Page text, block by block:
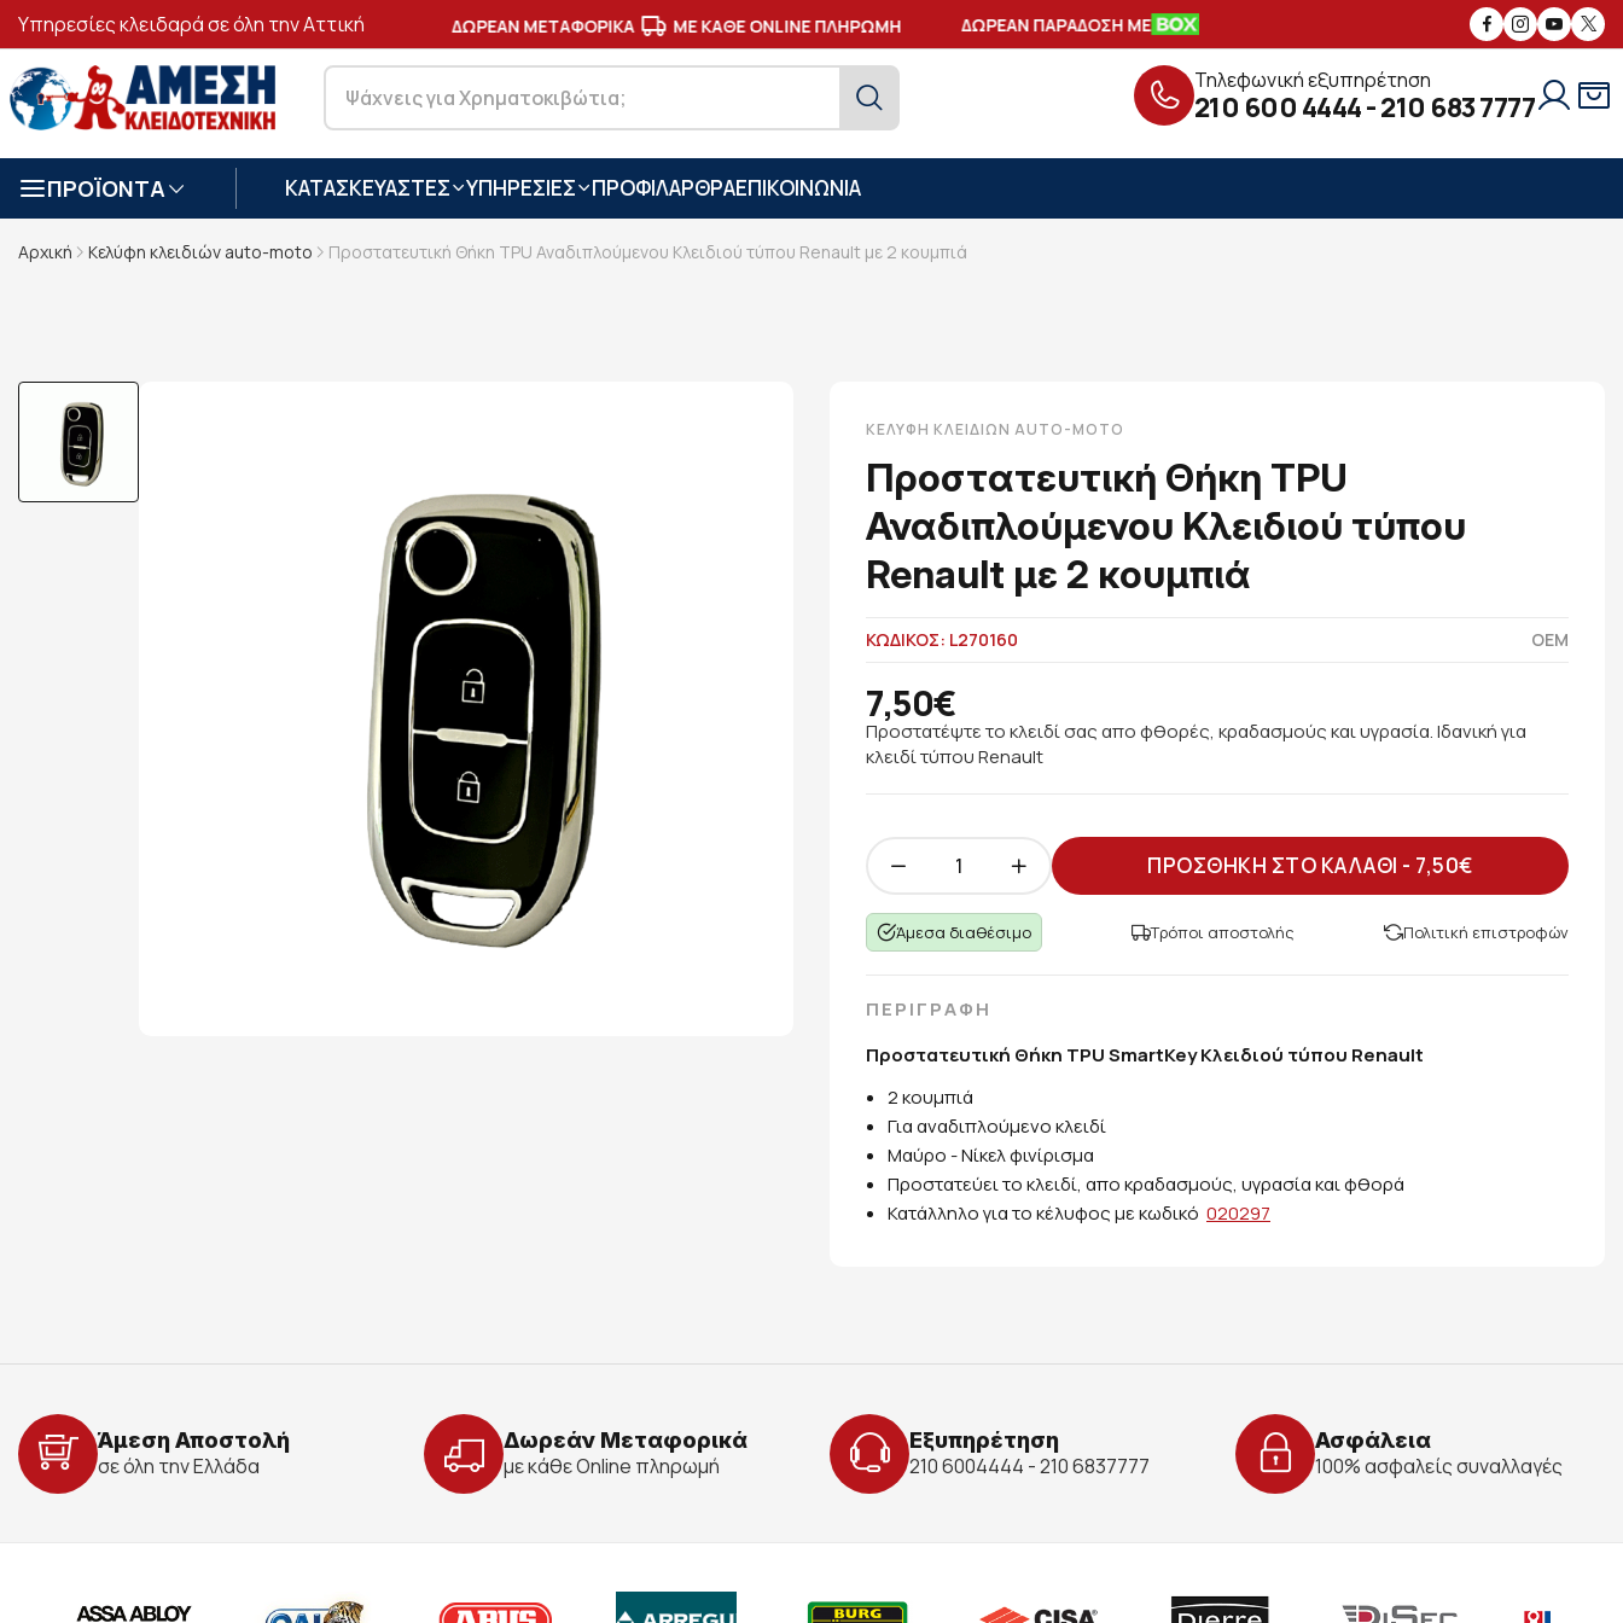
Υπηρεσίες κλειδαρά σε όλη την Αττική
ΑΣΦΑΛΕΙΣ ΣΥΝΑΛΛΑΓΕΣ ΔΩΡΕΑΝ ΜΕΤΑΦΟΡΙΚΑ ΜΕ ΚΑΘΕ ONLINE ΠΛΗΡΩΜΗ ΔΩΡΕΑΝ ΠΑΡΑΔΟΣΗ ΜΕ ΣΥΝΑΛΛΑΓΕΣ
Τηλεφωνική εξυπηρέτηση
210 600 4444-210 683 7777
ΠΡΟΪΟΝΤΑ ΚΑΤΑΣΚΕΥΑΣΤΕΣ ΥΠΗΡΕΣΙΕΣ ΠΡΟΦΙΛΑΡΘΡΑΕΠΙΚΟΙΝΩΝΙΑ
Αρχική Κελύφη κλειδιών auto-moto Προστατευτική Θήκη TPU Αναδιπλούμενου Κλειδιού τύπου Renault με 2 κουμπιά
ΚΕΛΎΦΗ ΚΛΕΙΔΙΏΝ AUTO-MOTO
Προστατευτική Θήκη TPU
Αναδιπλούμενου Κλειδιού τύπου
Renault με 2 κουμπιά
ΚΩΔΙΚΟΣ: L270160 OEM
7,50€
Προστατέψτε το κλειδί σας απο φθορές, κραδασμούς και υγρασία. Ιδανική για
κλειδί τύπου Renault
ΠΡΟΣΘΗΚΗ ΣΤΟ ΚΑΛΑΘΙ - 7,50€
Άμεσα διαθέσιμο Τρόποι αποστολής Πολιτική επιστροφών
ΠΕΡΙΓΡΑΦΗ
Προστατευτική Θήκη TPU SmartKey Κλειδιού τύπου Renault
2 κουμπιά
Για αναδιπλούμενο κλειδί
Μαύρο - Νίκελ φινίρισμα
Προστατεύει το κλειδί, απο κραδασμούς, υγρασία και φθορά
Κατάλληλο για το κέλυφος με κωδικό 020297
Άμεση Αποστολή
σε όλη την Ελλάδα
Δωρεάν Μεταφορικά
με κάθε Online πληρωμή
Εξυπηρέτηση
210 6004444 - 210 6837777
Ασφάλεια
100% ασφαλείς συναλλαγές